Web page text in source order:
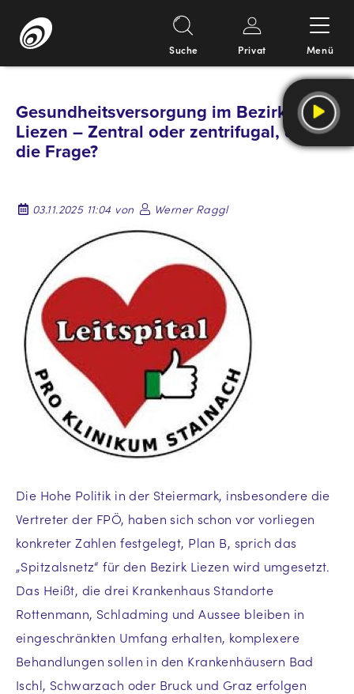
Inhalt
Suche Privat Menü
Gesundheitsversorgung im Bezirk
Liezen – Zentral oder zentrifugal, das ist
die Frage?
03.11.2025 11:04 von Werner Raggl
Die Hohe Politik in der Steiermark, insbesondere die
Vertreter der FPÖ, haben sich schon vor vorliegen
konkreter Zahlen festgelegt, Plan B, sprich das
„Spitzalsnetz“ für den Bezirk Liezen wird umgesetzt.
Das Heißt, die drei Krankenhaus Standorte
Rottenmann, Schladming und Aussee bleiben in
eingeschränkten Umfang erhalten, komplexere
Behandlungen sollen in den Krankenhäusern Bad
Ischl, Schwarzach oder Bruck und Graz erfolgen